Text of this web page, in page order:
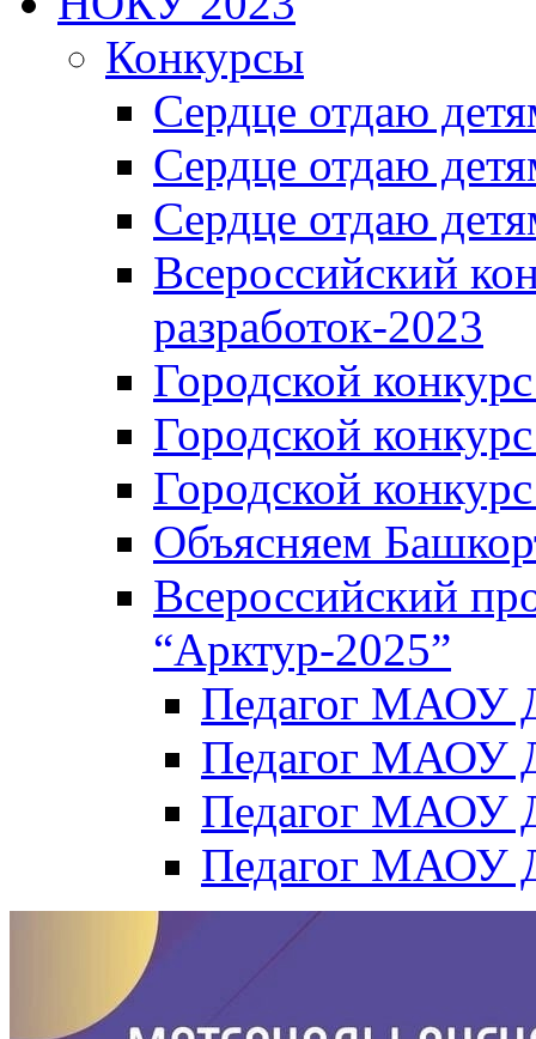
Конкурсы
Сердце отдаю
Сердце отдаю
Сердце отдаю
Всероссийский
разработок-2023
Городской
Городской
Городской
Объясняем
Всероссийский
“Арктур-2025”
Педагог МАОУ
Педагог МАОУ
Педагог МАОУ
Педагог МАОУ